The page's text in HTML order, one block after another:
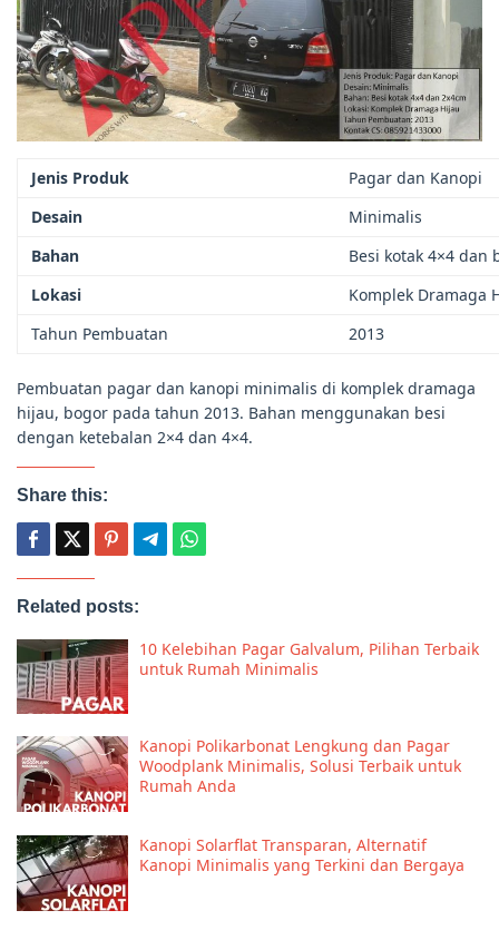
Jenis Produk
Pagar dan Kanopi
Desain
Minimalis
Bahan
Besi kotak 4×4 dan
Lokasi
Komplek Dramaga
Tahun Pembuatan
2013
Pembuatan pagar dan kanopi minimalis di komplek dramaga
hijau, bogor pada tahun 2013. Bahan menggunakan besi
dengan ketebalan 2×4 dan 4×4.
Share this:
Related posts:
10 Kelebihan Pagar Galvalum, Pilihan Terbaik
untuk Rumah Minimalis
Kanopi Polikarbonat Lengkung dan Pagar
Woodplank Minimalis, Solusi Terbaik untuk
Rumah Anda
Kanopi Solarflat Transparan, Alternatif
Kanopi Minimalis yang Terkini dan Bergaya